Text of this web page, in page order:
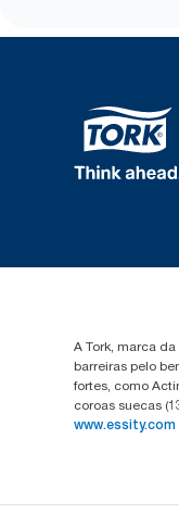
A Tork, marca
barreiras pelo
fortes, como
coroas suecas
www.essity.com